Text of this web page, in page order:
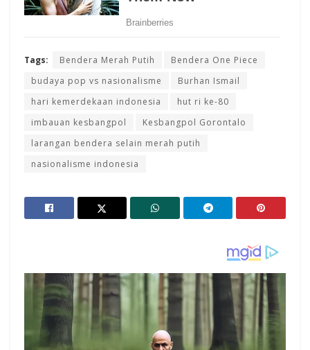
Tags: Bendera Merah Putih
Bendera One Piece
budaya pop vs nasionalisme
Burhan Ismail
hari kemerdekaan indonesia
hut ri ke-80
imbauan kesbangpol
Kesbangpol Gorontalo
larangan bendera selain merah putih
nasionalisme indonesia